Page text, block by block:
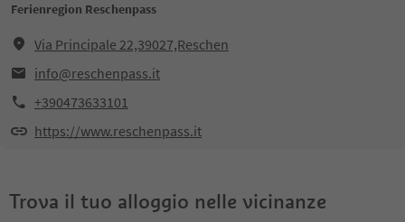
Ferienregion Reschenpass
Via Principale 22,39027,Reschen
info@reschenpass.it
+390473633101
https://www.reschenpass.it
Trova il tuo alloggio nelle vicinanze